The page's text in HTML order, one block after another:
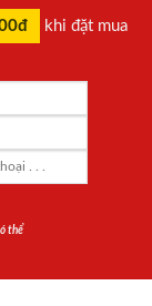
khi đặt mua
thể